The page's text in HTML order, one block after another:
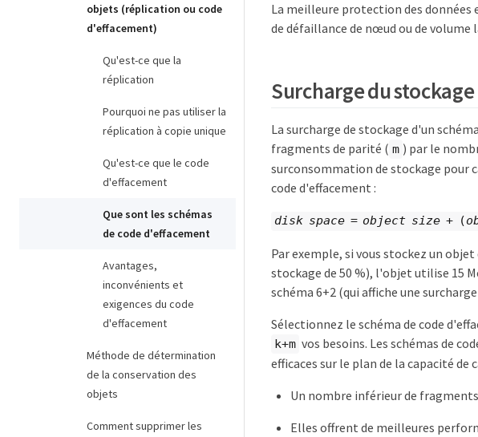
objets (réplication ou code
d'effacement)
Qu'est-ce que la
réplication
Pourquoi ne pas utiliser la
réplication à copie unique
Qu'est-ce que le code
d'effacement
Que sont les schémas
de code d'effacement
Avantages,
inconvénients et
exigences du code
d'effacement
Méthode de détermination
de la conservation des
objets
Comment supprimer les
La meilleure protection des données
de défaillance de nœud ou de volume
Surcharge du stockage
La surcharge de stockage d'un
fragments de parité ( m ) par le
surconsommation de stockage pour
code d'effacement :
disk space= object size + (
Par exemple, si vous stockez un objet
stockage de 50 %), l'objet utilise 15
schéma 6+2 (qui affiche une
Sélectionnez le schéma de code
k+m vos besoins. Les schémas de
efficaces sur le plan de la capacité de
Un nombre inférieur de
Elles offrent de meilleures